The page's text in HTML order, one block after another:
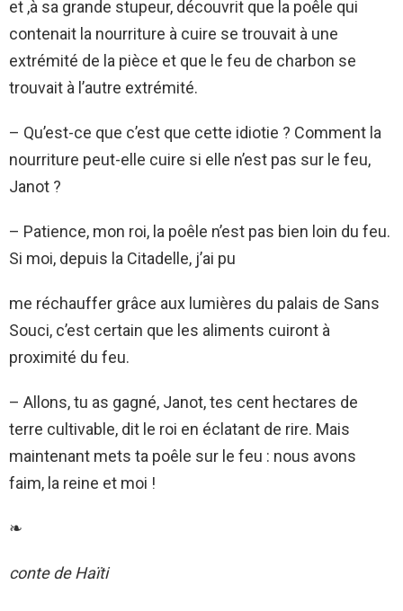
et ,à sa grande stupeur, découvrit que la poêle qui
contenait la nourriture à cuire se trouvait à une
extrémité de la pièce et que le feu de charbon se
trouvait à l’autre extrémité.
– Qu’est-ce que c’est que cette idiotie ? Comment la
nourriture peut-elle cuire si elle n’est pas sur le feu,
Janot ?
– Patience, mon roi, la poêle n’est pas bien loin du feu.
Si moi, depuis la Citadelle, j’ai pu
me réchauffer grâce aux lumières du palais de Sans
Souci, c’est certain que les aliments cuiront à
proximité du feu.
– Allons, tu as gagné, Janot, tes cent hectares de
terre cultivable, dit le roi en éclatant de rire. Mais
maintenant mets ta poêle sur le feu : nous avons
faim, la reine et moi !
❧
conte de Haïti